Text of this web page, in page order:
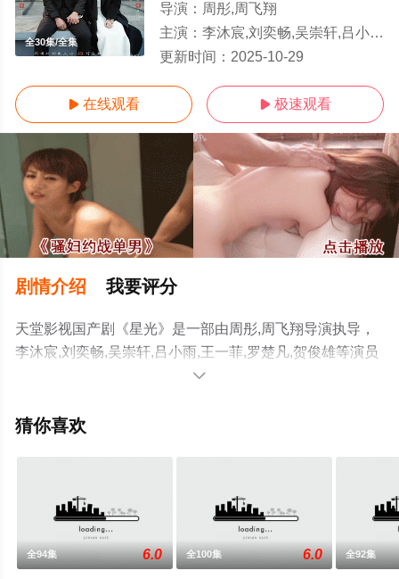
全30集/全集
导演： 周彤,周飞翔
主演： 李沐宸,刘奕畅,吴崇轩,吕小雨,王一菲,罗楚凡,贺俊雄
更新时间： 2025-10-29
 在线观看  极速观看
剧情介绍 我要评分
天堂影视国产剧《星光》是一部由周彤,周飞翔导演执导，
李沐宸,刘奕畅,吴崇轩,吕小雨,王一菲,罗楚凡,贺俊雄等演员
精彩演绎的中国大陆电视剧，大结局剧情已揭晓（全30
堂电影网，热播电视剧提前免费观看，更多剧情信息可移

猜你喜欢
全94集 6.0 全100集 6.0 全92集